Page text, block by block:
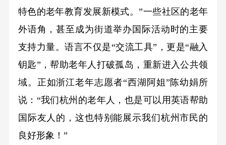
特色的老年教育发展新模式。”一些社区的老年
外语角，甚至成为街道举办国际活动时的主要
支持力量。语言不仅是“交流工具”，更是“融入
钥匙”，帮助老年人打破孤岛，重新进入公共领
域。正如浙江老年志愿者“西湖阿姐”陈幼娟所
说：“我们杭州的老年人，也是可以用英语帮助
国际友人的，这也特别能展示我们杭州市民的
良好形象！”